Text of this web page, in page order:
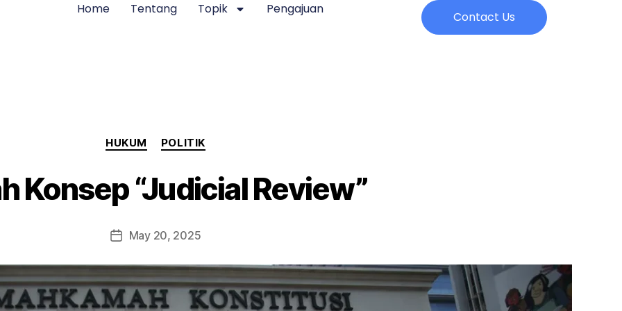
Home Tentang Topik Pengajuan
Contact Us
HUKUM POLITIK
Konsep “Judicial Review”
May 20, 2025